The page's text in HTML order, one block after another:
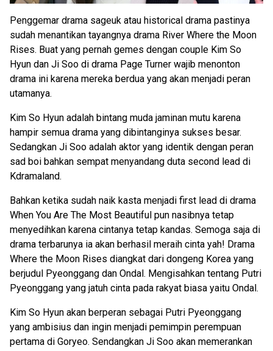
Penggemar drama sageuk atau historical drama pastinya
sudah menantikan tayangnya drama River Where the Moon
Rises. Buat yang pernah gemes dengan couple Kim So
Hyun dan Ji Soo di drama Page Turner wajib menonton
drama ini karena mereka berdua yang akan menjadi peran
utamanya.
Kim So Hyun adalah bintang muda jaminan mutu karena
hampir semua drama yang dibintanginya sukses besar.
Sedangkan Ji Soo adalah aktor yang identik dengan peran
sad boi bahkan sempat menyandang duta second lead di
Kdramaland.
Bahkan ketika sudah naik kasta menjadi first lead di drama
When You Are The Most Beautiful pun nasibnya tetap
menyedihkan karena cintanya tetap kandas. Semoga saja di
drama terbarunya ia akan berhasil meraih cinta yah! Drama
Where the Moon Rises diangkat dari dongeng Korea yang
berjudul Pyeonggang dan Ondal. Mengisahkan tentang Putri
Pyeonggang yang jatuh cinta pada rakyat biasa yaitu Ondal.
Kim So Hyun akan berperan sebagai Putri Pyeonggang
yang ambisius dan ingin menjadi pemimpin perempuan
pertama di Goryeo. Sendangkan Ji Soo akan memerankan